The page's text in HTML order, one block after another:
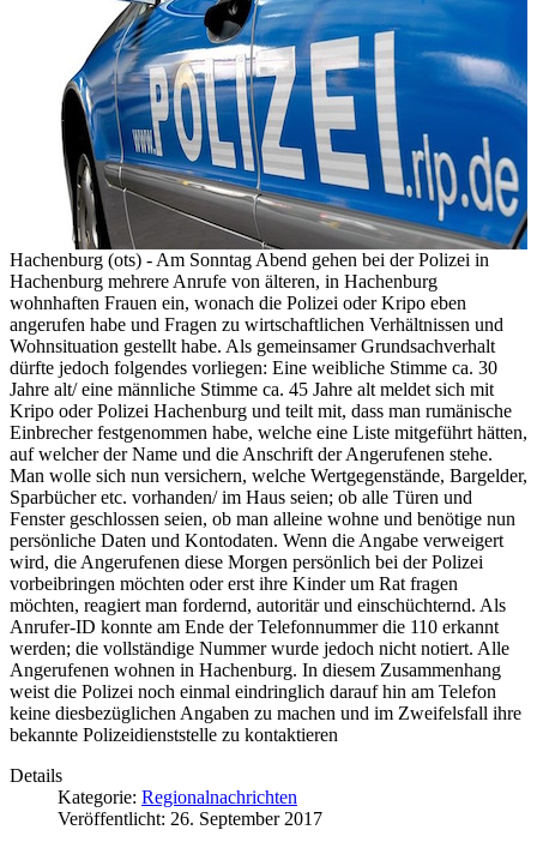
Hachenburg (ots) - Am Sonntag Abend gehen bei der Polizei in
Hachenburg mehrere Anrufe von älteren, in Hachenburg
wohnhaften Frauen ein, wonach die Polizei oder Kripo eben
angerufen habe und Fragen zu wirtschaftlichen Verhältnissen und
Wohnsituation gestellt habe. Als gemeinsamer Grundsachverhalt
dürfte jedoch folgendes vorliegen: Eine weibliche Stimme ca. 30
Jahre alt/ eine männliche Stimme ca. 45 Jahre alt meldet sich mit
Kripo oder Polizei Hachenburg und teilt mit, dass man rumänische
Einbrecher festgenommen habe, welche eine Liste mitgeführt hätten,
auf welcher der Name und die Anschrift der Angerufenen stehe.
Man wolle sich nun versichern, welche Wertgegenstände, Bargelder,
Sparbücher etc. vorhanden/ im Haus seien; ob alle Türen und
Fenster geschlossen seien, ob man alleine wohne und benötige nun
persönliche Daten und Kontodaten. Wenn die Angabe verweigert
wird, die Angerufenen diese Morgen persönlich bei der Polizei
vorbeibringen möchten oder erst ihre Kinder um Rat fragen
möchten, reagiert man fordernd, autoritär und einschüchternd. Als
Anrufer-ID konnte am Ende der Telefonnummer die 110 erkannt
werden; die vollständige Nummer wurde jedoch nicht notiert. Alle
Angerufenen wohnen in Hachenburg. In diesem Zusammenhang
weist die Polizei noch einmal eindringlich darauf hin am Telefon
keine diesbezüglichen Angaben zu machen und im Zweifelsfall ihre
bekannte Polizeidienststelle zu kontaktieren
Details
Kategorie: Regionalnachrichten
Veröffentlicht: 26. September 2017